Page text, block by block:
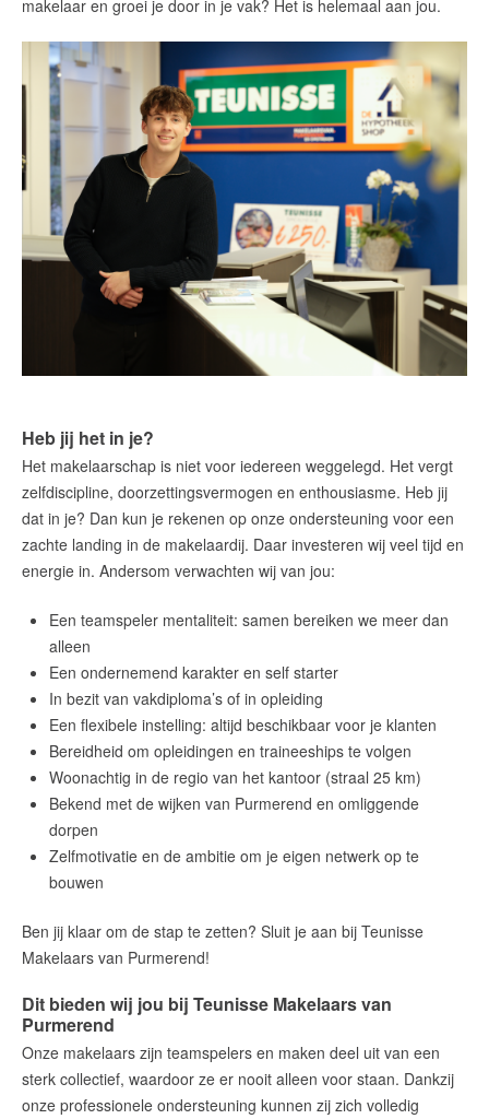
makelaar en groei je door in je vak? Het is helemaal aan jou.
Heb jij het in je?
Het makelaarschap is niet voor iedereen weggelegd. Het vergt
zelfdiscipline, doorzettingsvermogen en enthousiasme. Heb jij
dat in je? Dan kun je rekenen op onze ondersteuning voor een
zachte landing in de makelaardij. Daar investeren wij veel tijd en
energie in. Andersom verwachten wij van jou:
Een teamspeler mentaliteit: samen bereiken we meer dan
alleen
Een ondernemend karakter en self starter
In bezit van vakdiploma’s of in opleiding
Een flexibele instelling: altijd beschikbaar voor je klanten
Bereidheid om opleidingen en traineeships te volgen
Woonachtig in de regio van het kantoor (straal 25 km)
Bekend met de wijken van Purmerend en omliggende
dorpen
Zelfmotivatie en de ambitie om je eigen netwerk op te
bouwen
Ben jij klaar om de stap te zetten? Sluit je aan bij Teunisse
Makelaars van Purmerend!
Dit bieden wij jou bij Teunisse Makelaars van
Purmerend
Onze makelaars zijn teamspelers en maken deel uit van een
sterk collectief, waardoor ze er nooit alleen voor staan. Dankzij
onze professionele ondersteuning kunnen zij zich volledig